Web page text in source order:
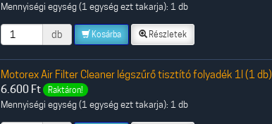
Mennyiségi egység (1 egység ezt takarja): 1 db
db Kosárba Részletek
Motorex Air Filter Cleaner légszűrő tisztító folyadék 1l (1 db)
6.600 Ft Raktáron!
Mennyiségi egység (1 egység ezt takarja): 1 db